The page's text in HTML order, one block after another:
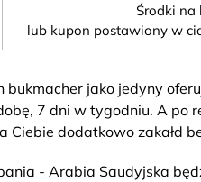
Środki na
lub kupon postawiony w
bukmacher jako jedyny
7 dni w tygodniu. A po
Ciebie dodatkowo zakałd
- Arabia Saudyjska